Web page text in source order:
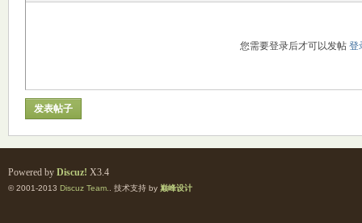
您需要登录后才可以发帖登
发表帖子
Powered by Discuz! X3.4
© 2001-2013 Discuz Team. . 技术支持 by 巅峰设计